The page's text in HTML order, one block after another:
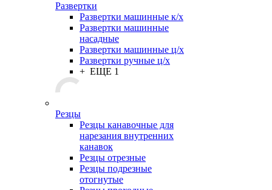
Развертки
Развертки машинные к/х
Развертки машинные
насадные
Развертки машинные ц/х
Развертки ручные ц/х
+ ЕЩЕ 1
Резцы
Резцы канавочные для
нарезания внутренних
канавок
Резцы отрезные
Резцы подрезные
отогнутые